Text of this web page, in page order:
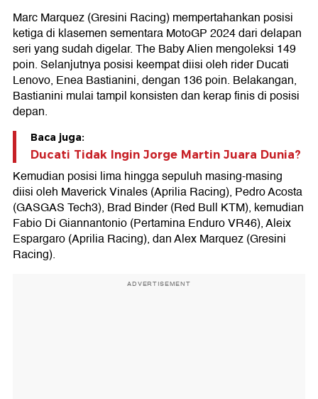
Marc Marquez (Gresini Racing) mempertahankan posisi
ketiga di klasemen sementara MotoGP 2024 dari delapan
seri yang sudah digelar. The Baby Alien mengoleksi 149
poin. Selanjutnya posisi keempat diisi oleh rider Ducati
Lenovo, Enea Bastianini, dengan 136 poin. Belakangan,
Bastianini mulai tampil konsisten dan kerap finis di posisi
depan.
Baca juga:
Ducati Tidak Ingin Jorge Martin Juara Dunia?
Kemudian posisi lima hingga sepuluh masing-masing
diisi oleh Maverick Vinales (Aprilia Racing), Pedro Acosta
(GASGAS Tech3), Brad Binder (Red Bull KTM), kemudian
Fabio Di Giannantonio (Pertamina Enduro VR46), Aleix
Espargaro (Aprilia Racing), dan Alex Marquez (Gresini
Racing).
ADVERTISEMENT